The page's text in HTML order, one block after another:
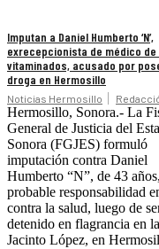
Imputan a Daniel Humberto ‘N’,
exrecepcionista de médico
vitaminados, acusado por
droga en Hermosillo
Noticias Hermosillo
Hermosillo, Sonora.- La
General de Justicia del
Sonora (FGJES) formuló
imputación contra Daniel
Humberto “N”, de 43
probable responsabilidad
contra la salud, luego de
detenido en flagrancia en
Jacinto López, en